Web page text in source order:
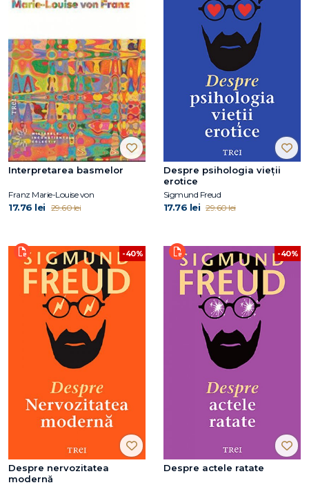
Interpretarea basmelor
Franz Marie-Louise von
17.76 lei 29.60 lei
Despre psihologia vieții
erotice
Sigmund Freud
17.76 lei 29.60 lei
-40%
Despre nervozitatea
modernă
-40%
Despre actele ratate